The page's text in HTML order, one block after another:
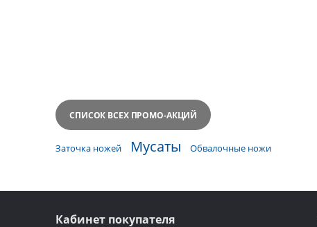
СПИСОК ВСЕХ ПРОМО-АКЦИЙ
Заточка ножей Мусаты Обвалочные ножи
Кабинет покупателя